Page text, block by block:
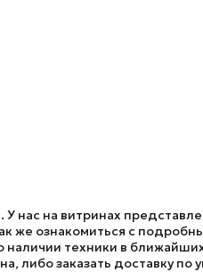
нас на витринах
же ознакомиться с
наличии техники в
либо заказать доставку по